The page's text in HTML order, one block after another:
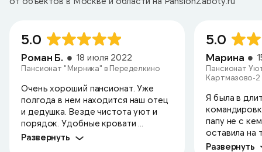
5.0
Роман Б. 18 июля 2022
Пансионат "Мирника" в Переделкино
Очень хороший пансионат. Уже
полгода в нем находится наш отец
и дедушка. Везде чистота уют и
порядок. Удобные кровати ...
Развернуть
5.0
Марина
Пансионат
Картмазово-2
Я была в
папу не с
оставила на
Развернуть